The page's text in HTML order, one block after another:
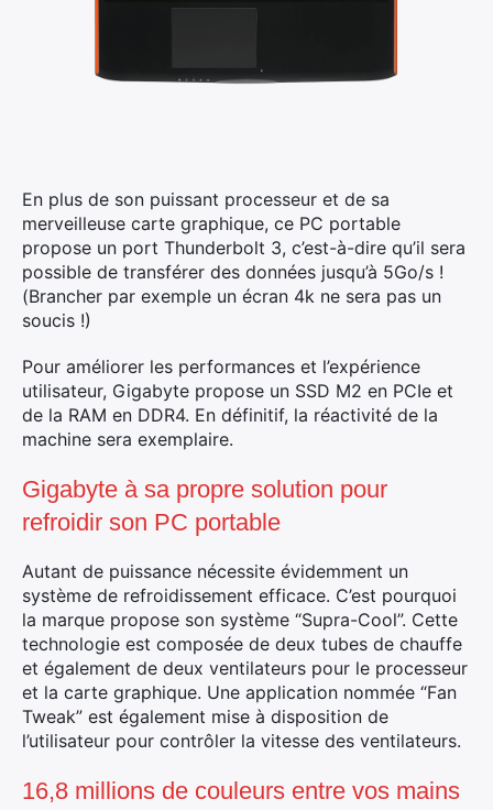
En plus de son puissant processeur et de sa
merveilleuse carte graphique, ce PC portable
propose un port Thunderbolt 3, c’est-à-dire qu’il sera
possible de transférer des données jusqu’à 5Go/s !
(Brancher par exemple un écran 4k ne sera pas un
soucis !)
Pour améliorer les performances et l’expérience
utilisateur, Gigabyte propose un SSD M2 en PCIe et
de la RAM en DDR4. En définitif, la réactivité de la
machine sera exemplaire.
Gigabyte à sa propre solution pour
refroidir son PC portable
Autant de puissance nécessite évidemment un
système de refroidissement efficace. C’est pourquoi
la marque propose son système “Supra-Cool”. Cette
technologie est composée de deux tubes de chauffe
et également de deux ventilateurs pour le processeur
et la carte graphique. Une application nommée “Fan
Tweak” est également mise à disposition de
l’utilisateur pour contrôler la vitesse des ventilateurs.
16,8 millions de couleurs entre vos mains